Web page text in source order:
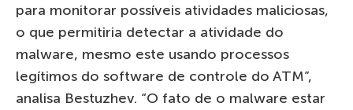
para monitorar possíveis atividades maliciosas,
o que permitiria detectar a atividade do
malware, mesmo este usando processos
legítimos do software de controle do ATM”,
analisa Bestuzhev. “O fato de o malware estar